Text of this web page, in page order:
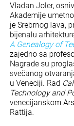
Vladan Joler,
Akademije
je Srebrnog lava,
bijenalu
A Genealogy of
zajedno sa
Nagrade su
svečanog
u Veneciji. Rad
Technology and
venecijanskom
Rattija.